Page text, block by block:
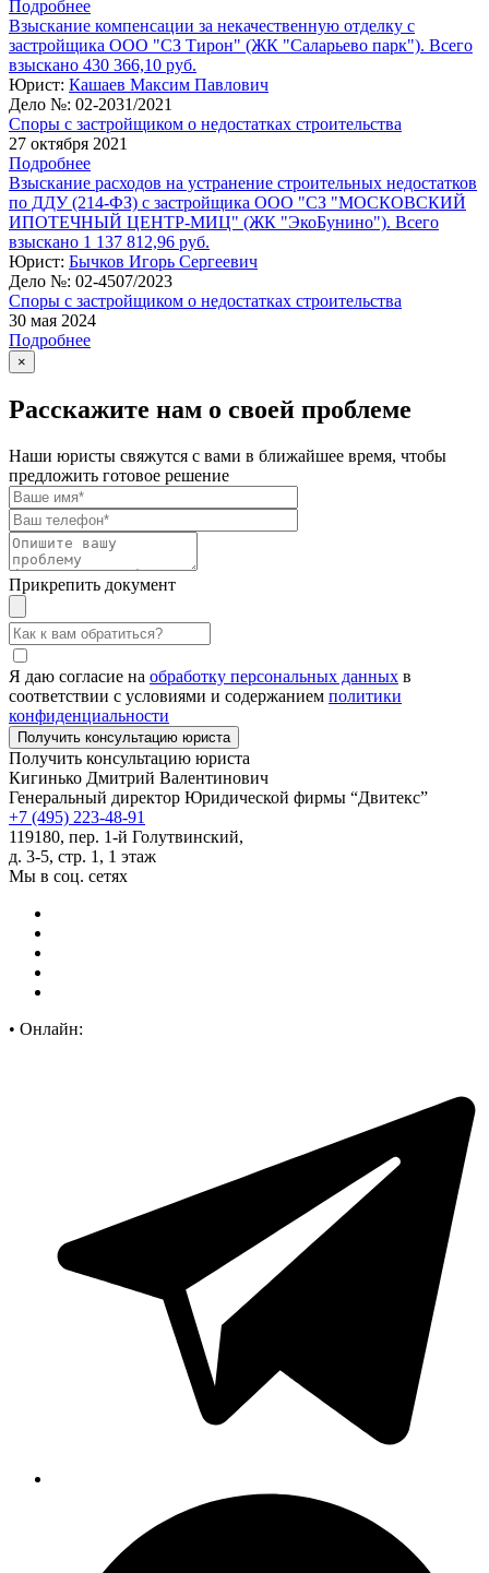
Подробнее
Взыскание компенсации за некачественную отделку с
застройщика ООО "СЗ Тирон" (ЖК "Саларьево парк"). Всего
взыскано 430 366,10 руб.
Юрист: Кашаев Максим Павлович
Дело №: 02-2031/2021
Споры с застройщиком о недостатках строительства
27 октября 2021
Подробнее
Взыскание расходов на устранение строительных недостатков
по ДДУ (214-ФЗ) с застройщика ООО "СЗ "МОСКОВСКИЙ
ИПОТЕЧНЫЙ ЦЕНТР-МИЦ" (ЖК "ЭкоБунино"). Всего
взыскано 1 137 812,96 руб.
Юрист: Бычков Игорь Сергеевич
Дело №: 02-4507/2023
Споры с застройщиком о недостатках строительства
30 мая 2024
Подробнее
×
Расскажите нам о своей проблеме
Наши юристы свяжутся с вами в ближайшее время, чтобы
предложить готовое решение
Прикрепить документ
Я даю согласие на обработку персональных данных в
соответствии с условиями и содержанием политики
конфиденциальности
Получить консультацию юриста
Кигинько Дмитрий Валентинович
Генеральный директор Юридической фирмы “Двитекс”
+7 (495) 223-48-91
119180, пер. 1-й Голутвинский,
д. 3-5, стр. 1, 1 этаж
Мы в соц. сетях
• Онлайн: